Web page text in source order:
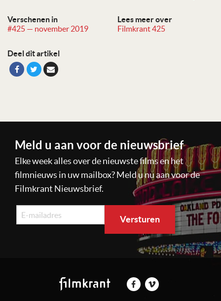
Verschenen in
#425 — november 2019
Lees meer over
Filmkrant 425
Deel dit artikel
Meld u aan voor de nieuwsbrief
Elke week alles over de nieuwste films en het
filmnieuws in uw mailbox? Meld u nu aan voor de
Filmkrant Nieuwsbrief.